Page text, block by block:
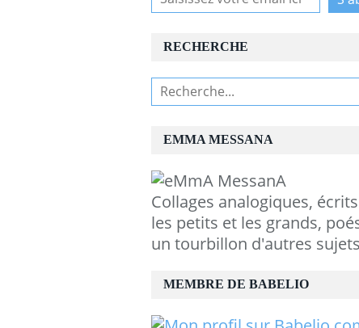
RECHERCHE
EMMA MESSANA
Collages analogiques,
les petits et les grands,
un tourbillon d'autres sujets
MEMBRE DE BABELIO